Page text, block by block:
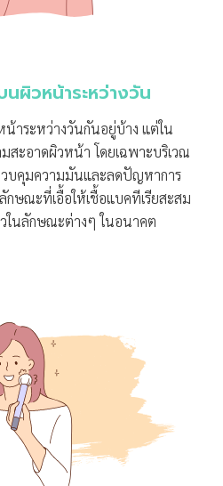
ผิวหน้าระหว่างวัน
น้าระหว่างวันกันอยู่บ้าง แต่ใน
ะอาดผิวหน้า โดยเฉพาะบริเวณ
บคุมความมันและลดปัญหาการ
ษณะที่เอื้อให้เชื้อแบคทีเรียสะสม
ในลักษณะต่างๆ ในอนาคต